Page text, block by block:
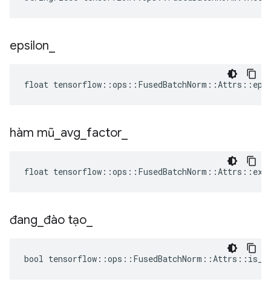
epsilon
float
hàm mũ avg factor
float
đang đào tạo
bool